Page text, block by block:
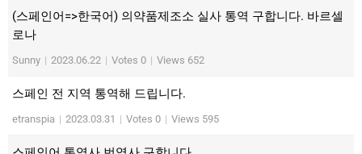
(스페인어=>한국어) 의약품제조소 실사 통역 구합니다. 바르셀
로나
Sunny | 2023.06.22 | Votes 0 | Views 652
스페인 전 지역 통역해 드립니다.
etranspia | 2023.03.31 | Votes 0 | Views 595